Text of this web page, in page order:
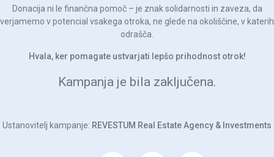
Donacija ni le finančna pomoč – je znak solidarnosti in zaveza, da
verjamemo v potencial vsakega otroka, ne glede na okoliščine, v katerih
odrašča.
Hvala, ker pomagate ustvarjati lepšo prihodnost otrok!
Kampanja je bila zaključena.
Ustanovitelj kampanje: REVESTUM Real Estate Agency & Investments